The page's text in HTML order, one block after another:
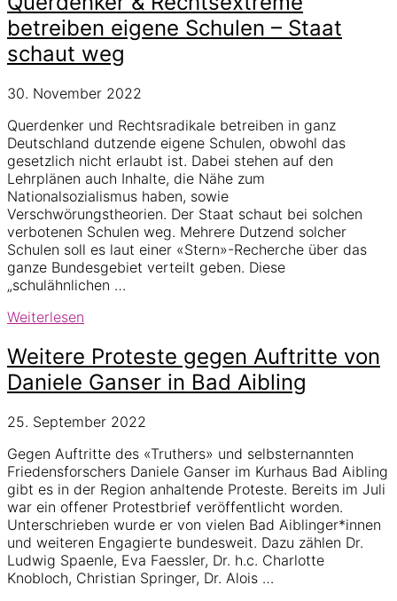
Ganser-
Vortrag
in
Dortmund
betreiben eigene Schulen – Staat
schaut weg
30. November 2022
Querdenker und Rechtsradikale betreiben in ganz
Deutschland dutzende eigene Schulen, obwohl das
gesetzlich nicht erlaubt ist. Dabei stehen auf den
Lehrplänen auch Inhalte, die Nähe zum
Nationalsozialismus haben, sowie
Verschwörungstheorien. Der Staat schaut bei solchen
verbotenen Schulen weg. Mehrere Dutzend solcher
Schulen soll es laut einer «Stern»-Recherche über das
ganze Bundesgebiet verteilt geben. Diese
„schulähnlichen …
Querdenker
Rechtsextreme
betreiben
eigene
–
schaut
weg
Weiterlesen
Weitere Proteste gegen Auftritte von
Daniele Ganser in Bad Aibling
25. September 2022
Gegen Auftritte des «Truthers» und selbsternannten
Friedensforschers Daniele Ganser im Kurhaus Bad Aibling
gibt es in der Region anhaltende Proteste. Bereits im Juli
war ein offener Protestbrief veröffentlicht worden.
Unterschrieben wurde er von vielen Bad Aiblinger*innen
und weiteren Engagierte bundesweit. Dazu zählen Dr.
Ludwig Spaenle, Eva Faessler, Dr. h.c. Charlotte
Knobloch, Christian Springer, Dr. Alois …